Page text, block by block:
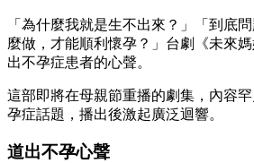
「為什麼我就是生不出來？」「到底
麼做，才能順利懷孕？」台劇《未來
出不孕症患者的心聲。
這部即將在母親節重播的劇集，內容
孕症話題，播出後激起廣泛迴響。
道出不孕心聲